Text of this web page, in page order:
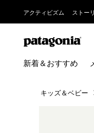
アクティビズム ストー
新着＆おすすめ
キッズ＆ベビー